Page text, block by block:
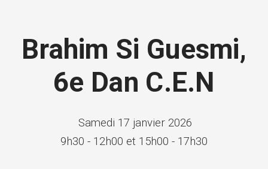
Brahim Si Guesmi,
6e Dan C.E.N
Samedi 17 janvier 2026
9h30 - 12h00 et 15h00 - 17h30